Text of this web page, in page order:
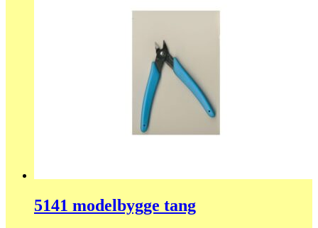
5141 modelbygge tang